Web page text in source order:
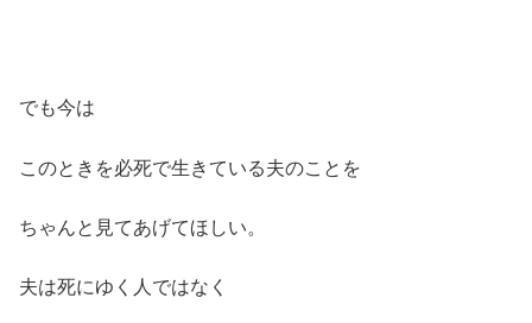
でも今は
このときを必死で生きている夫のことを
ちゃんと見てあげてほしい。
夫は死にゆく人ではなく